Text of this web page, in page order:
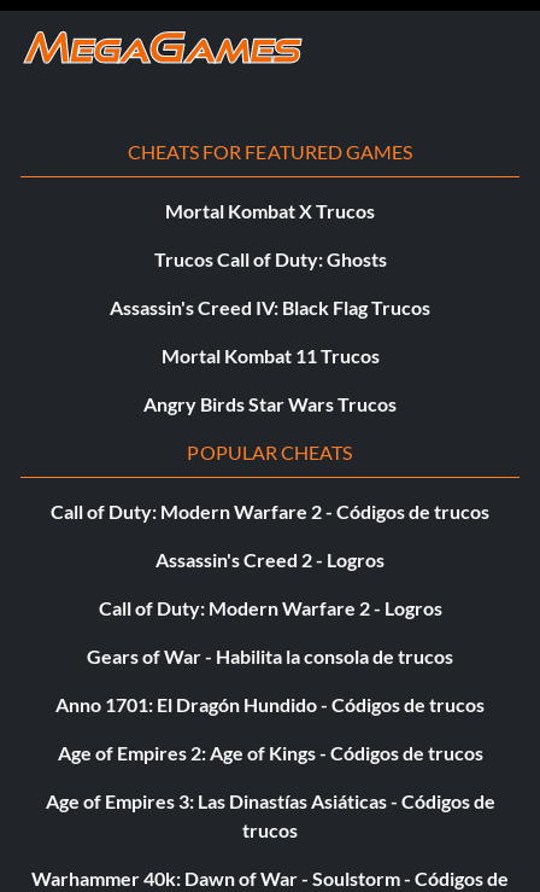
CHEATS FOR FEATURED GAMES
Mortal Kombat X Trucos
Trucos Call of Duty: Ghosts
Assassin's Creed IV: Black Flag Trucos
Mortal Kombat 11 Trucos
Angry Birds Star Wars Trucos
POPULAR CHEATS
Call of Duty: Modern Warfare 2 - Códigos de trucos
Assassin's Creed 2 - Logros
Call of Duty: Modern Warfare 2 - Logros
Gears of War - Habilita la consola de trucos
Anno 1701: El Dragón Hundido - Códigos de trucos
Age of Empires 2: Age of Kings - Códigos de trucos
Age of Empires 3: Las Dinastías Asiáticas - Códigos de
trucos
Warhammer 40k: Dawn of War - Soulstorm - Códigos de